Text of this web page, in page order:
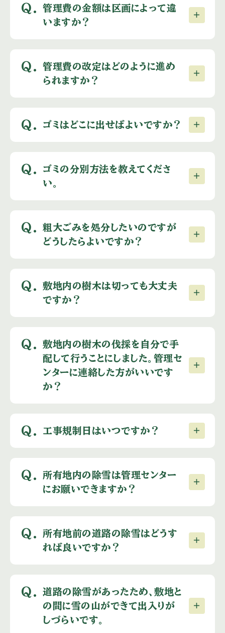
Q.
管理費の金額は区画によって違
いますか？
Q.
管理費の改定はどのように進め
られますか？
Q. ゴミはどこに出せばよいですか？
Q.
ゴミの分別方法を教えてくださ
い。
Q.
粗大ごみを処分したいのですが
どうしたらよいですか？
Q.
敷地内の樹木は切っても大丈夫
ですか？
Q.
敷地内の樹木の伐採を自分で手
配して行うことにしました。管理セ
ンターに連絡した方がいいです
か？
Q. 工事規制日はいつですか？
Q.
所有地内の除雪は管理センター
にお願いできますか？
Q.
所有地前の道路の除雪はどうす
れば良いですか？
Q.
道路の除雪があったため、敷地と
の間に雪の山ができて出入りが
しづらいです。